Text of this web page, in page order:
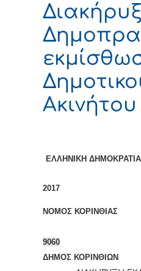
Ακινήτου
ΕΛΛΗΝΙΚΗ
2017
ΝΟΜΟΣ
Αριθμ.
9060
ΔΗΜΟΣ ΚΟΡΙΝΘΙΩΝ